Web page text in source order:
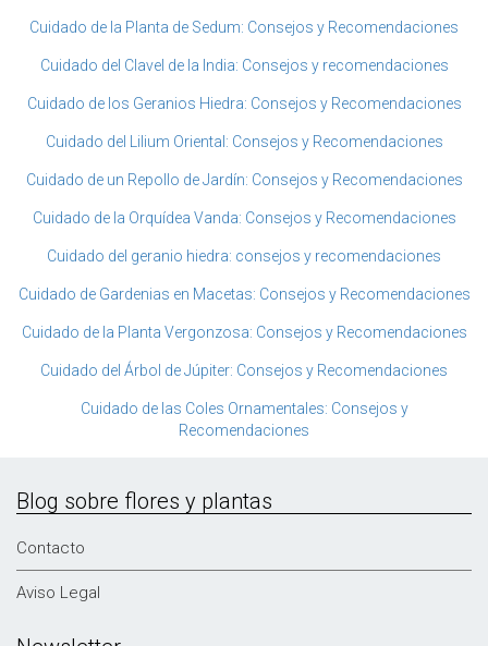
Cuidado de la Planta de Sedum: Consejos y Recomendaciones
Cuidado del Clavel de la India: Consejos y recomendaciones
Cuidado de los Geranios Hiedra: Consejos y Recomendaciones
Cuidado del Lilium Oriental: Consejos y Recomendaciones
Cuidado de un Repollo de Jardín: Consejos y Recomendaciones
Cuidado de la Orquídea Vanda: Consejos y Recomendaciones
Cuidado del geranio hiedra: consejos y recomendaciones
Cuidado de Gardenias en Macetas: Consejos y Recomendaciones
Cuidado de la Planta Vergonzosa: Consejos y Recomendaciones
Cuidado del Árbol de Júpiter: Consejos y Recomendaciones
Cuidado de las Coles Ornamentales: Consejos y
Recomendaciones
Blog sobre flores y plantas
Contacto
Aviso Legal